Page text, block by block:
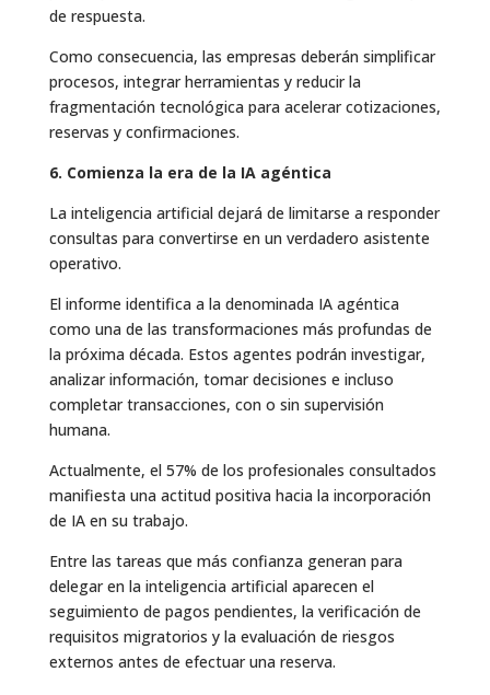
de respuesta.
Como consecuencia, las empresas deberán simplificar
procesos, integrar herramientas y reducir la
fragmentación tecnológica para acelerar cotizaciones,
reservas y confirmaciones.
6. Comienza la era de la IA agéntica
La inteligencia artificial dejará de limitarse a responder
consultas para convertirse en un verdadero asistente
operativo.
El informe identifica a la denominada IA agéntica
como una de las transformaciones más profundas de
la próxima década. Estos agentes podrán investigar,
analizar información, tomar decisiones e incluso
completar transacciones, con o sin supervisión
humana.
Actualmente, el 57% de los profesionales consultados
manifiesta una actitud positiva hacia la incorporación
de IA en su trabajo.
Entre las tareas que más confianza generan para
delegar en la inteligencia artificial aparecen el
seguimiento de pagos pendientes, la verificación de
requisitos migratorios y la evaluación de riesgos
externos antes de efectuar una reserva.